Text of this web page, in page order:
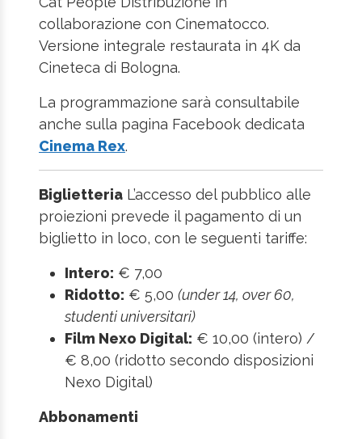
collaborazione con Cinematocco.
Versione integrale restaurata in 4K da
Cineteca di Bologna.
La programmazione sarà consultabile
anche sulla pagina Facebook dedicata
Cinema Rex.
Biglietteria L’accesso del pubblico alle
proiezioni prevede il pagamento di un
biglietto in loco, con le seguenti tariffe:
Intero: € 7,00
Ridotto: € 5,00 (under 14, over 60,
studenti universitari)
Film Nexo Digital: € 10,00 (intero) /
€ 8,00 (ridotto secondo disposizioni
Nexo Digital)
Abbonamenti